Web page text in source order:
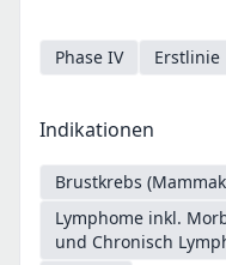
Phase IV Erstlinie
Indikationen
Brustkrebs
Lymphome inkl.
und Chronisch